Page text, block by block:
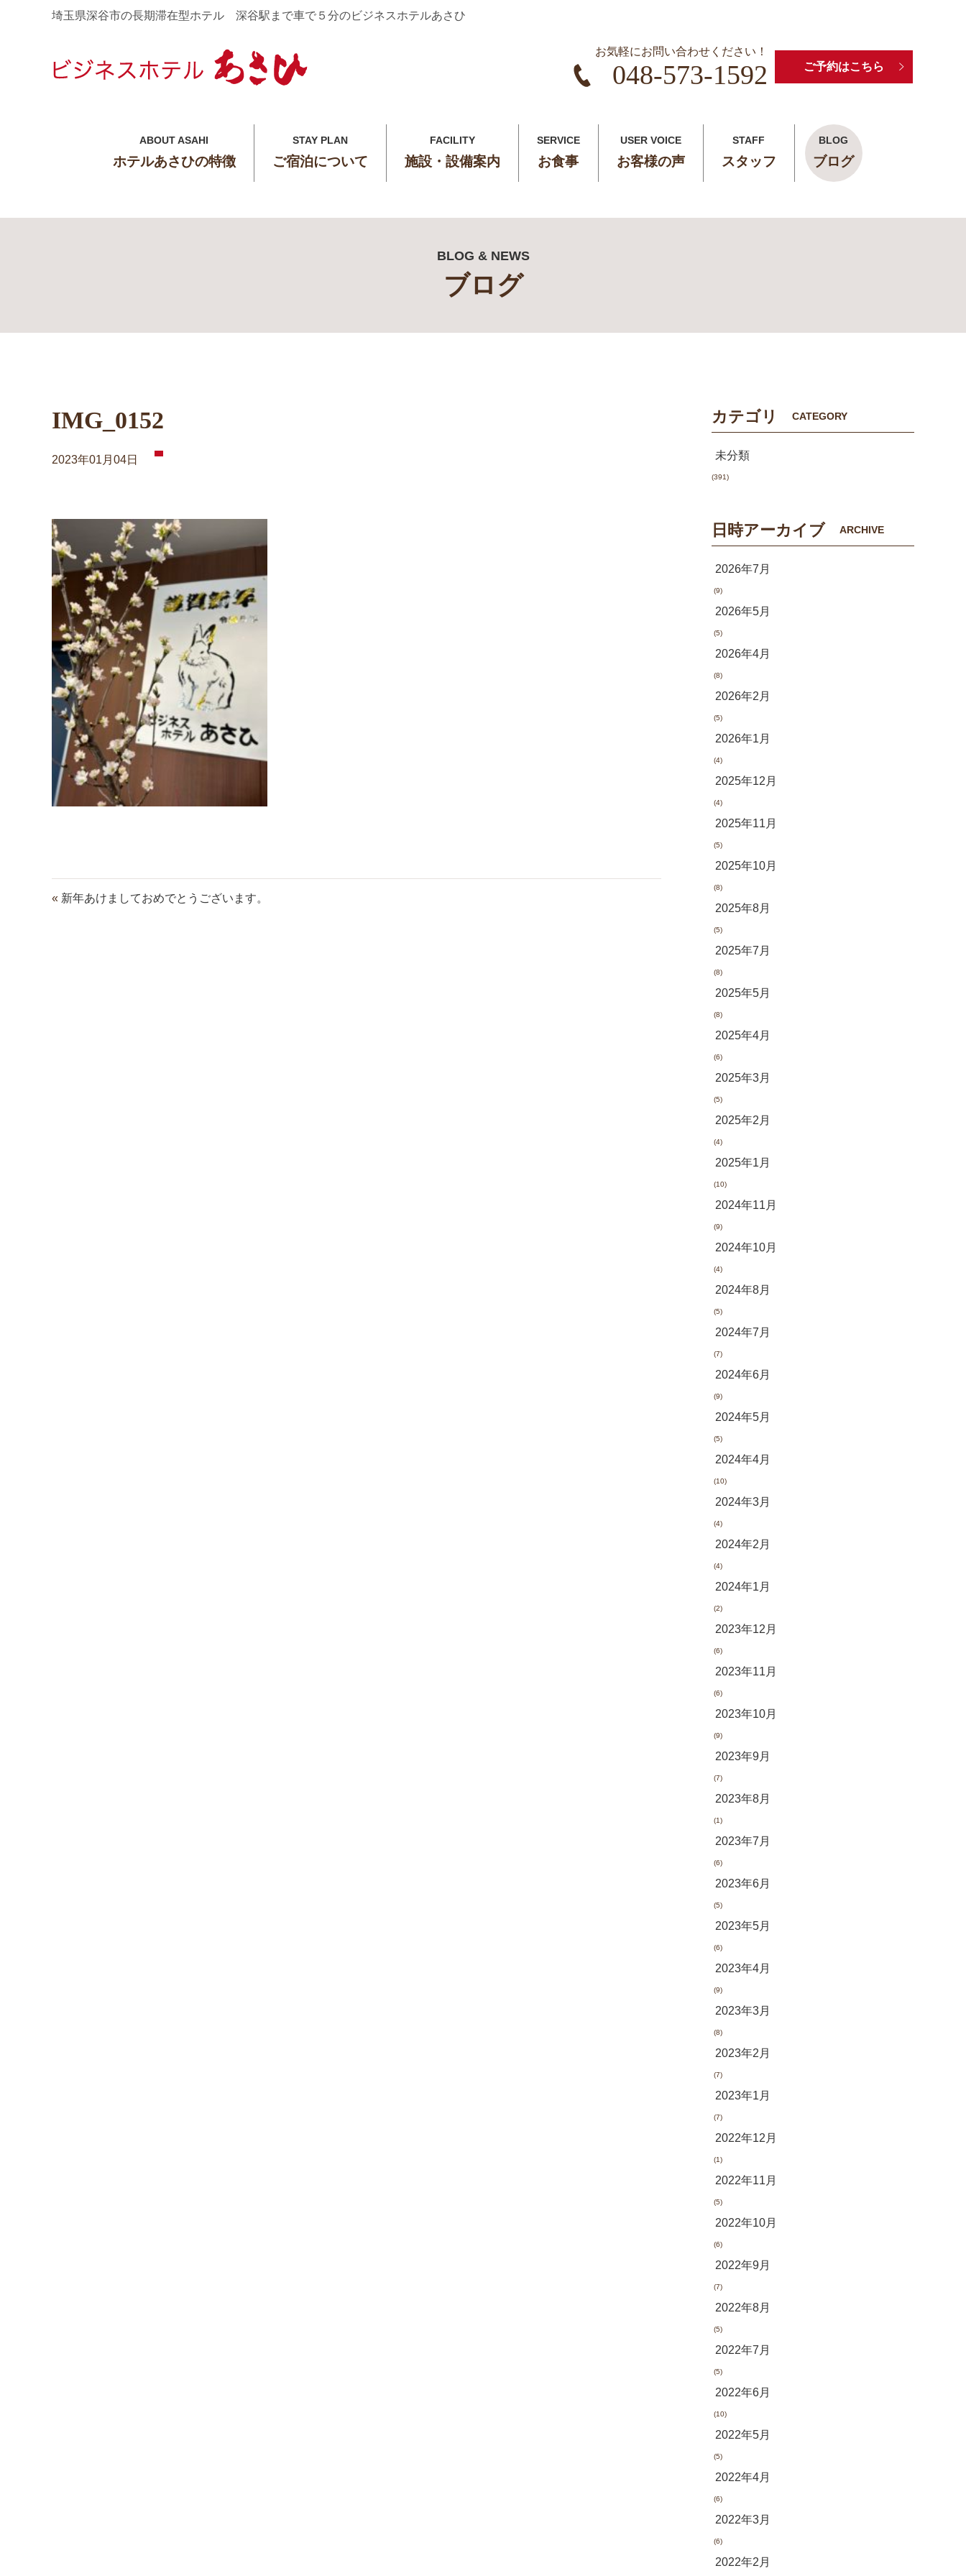
埼玉県深谷市の長期滞在型ホテル 深谷駅まで車で５分のビジネスホテルあさひ
お気軽にお問い合わせください！
048-573-1592 ご予約はこちら
ABOUT ASAHI
ホテルあさひの特徴
STAY PLAN
ご宿泊について
FACILITY
施設・設備案内
SERVICE
お食事
USER VOICE
お客様の声
STAFF
スタッフ
BLOG
ブログ
BLOG & NEWS
ブログ
IMG_0152
2023年01月04日
« 新年あけましておめでとうございます。
カテゴリ CATEGORY
未分類
(391)
日時アーカイブ ARCHIVE
2026年7月
(9)
2026年5月
(5)
2026年4月
(8)
2026年2月
(5)
2026年1月
(4)
2025年12月
(4)
2025年11月
(5)
2025年10月
(8)
2025年8月
(5)
2025年7月
(8)
2025年5月
(8)
2025年4月
(6)
2025年3月
(5)
2025年2月
(4)
2025年1月
(10)
2024年11月
(9)
2024年10月
(4)
2024年8月
(5)
2024年7月
(7)
2024年6月
(9)
2024年5月
(5)
2024年4月
(10)
2024年3月
(4)
2024年2月
(4)
2024年1月
(2)
2023年12月
(6)
2023年11月
(6)
2023年10月
(9)
2023年9月
(7)
2023年8月
(1)
2023年7月
(6)
2023年6月
(5)
2023年5月
(6)
2023年4月
(9)
2023年3月
(8)
2023年2月
(7)
2023年1月
(7)
2022年12月
(1)
2022年11月
(5)
2022年10月
(6)
2022年9月
(7)
2022年8月
(5)
2022年7月
(5)
2022年6月
(10)
2022年5月
(5)
2022年4月
(6)
2022年3月
(6)
2022年2月